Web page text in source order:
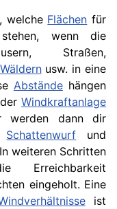
welche Flächen für
wenn die
Straßen,
Wäldernusw. in eine
Abständehängen
Windkraftanlage
werden dann dir
Schattenwurf und
weiteren Schritten
Erreichbarkeit
eingeholt. Eine
ist